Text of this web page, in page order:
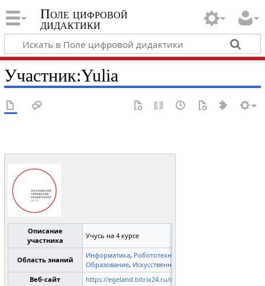
Поле цифровой
дидактики
Участник:Yulia
Описание
участника
Учусь на 4 курсе
Область знаний
Информатика, Робототехника
Образование, Искусственный интеллект
Веб-сайт
https://egeland.bitrix24.ru/company/personal/user/93/